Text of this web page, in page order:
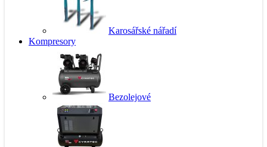
Karosářské nářadí
Kompresory
Bezolejové